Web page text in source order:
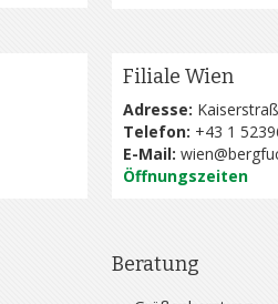
Filiale Wien
Adresse:
Telefon: +43 1
E-Mail:
Öffnungszeiten
Beratung